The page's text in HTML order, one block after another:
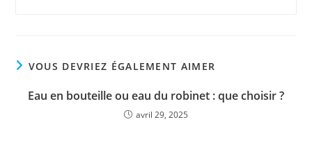
VOUS DEVRIEZ ÉGALEMENT AIMER
Eau en bouteille ou eau du robinet : que choisir ?
avril 29, 2025